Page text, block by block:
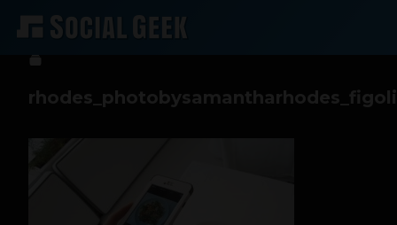
btriana 15 de junio de 2016